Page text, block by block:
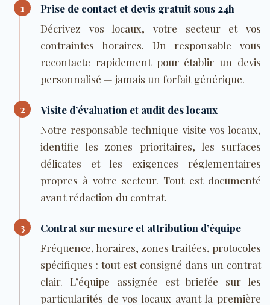
1
Prise de contact et devis gratuit sous 24h
Décrivez vos locaux, votre secteur et vos
contraintes horaires. Un responsable vous
recontacte rapidement pour établir un devis
personnalisé — jamais un forfait générique.
2
Visite d’évaluation et audit des locaux
Notre responsable technique visite vos locaux,
identifie les zones prioritaires, les surfaces
délicates et les exigences réglementaires
propres à votre secteur. Tout est documenté
avant rédaction du contrat.
3
Contrat sur mesure et attribution d’équipe
Fréquence, horaires, zones traitées, protocoles
spécifiques : tout est consigné dans un contrat
clair. L’équipe assignée est briefée sur les
particularités de vos locaux avant la première